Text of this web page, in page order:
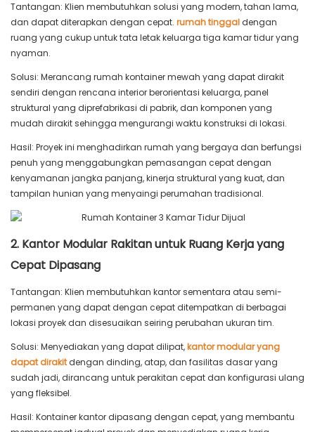
Tantangan: Klien membutuhkan solusi yang modern, tahan lama,
dan dapat diterapkan dengan cepat. rumah tinggaldengan
ruang yang cukup untuk tata letak keluarga tiga kamar tidur yang
nyaman.
Solusi: Merancang rumah kontainer mewah yang dapat dirakit
sendiri dengan rencana interior berorientasi keluarga, panel
struktural yang diprefabrikasi di pabrik, dan komponen yang
mudah dirakit sehingga mengurangi waktu konstruksi di lokasi.
Hasil: Proyek ini menghadirkan rumah yang bergaya dan berfungsi
penuh yang menggabungkan pemasangan cepat dengan
kenyamanan jangka panjang, kinerja struktural yang kuat, dan
tampilan hunian yang menyaingi perumahan tradisional.
2. Kantor Modular Rakitan untuk Ruang Kerja yang
Cepat Dipasang
Tantangan: Klien membutuhkan kantor sementara atau semi-
permanen yang dapat dengan cepat ditempatkan di berbagai
lokasi proyek dan disesuaikan seiring perubahan ukuran tim.
Solusi: Menyediakan yang dapat dilipat,kantor modular yang
dapat dirakitdengan dinding, atap, dan fasilitas dasar yang
sudah jadi, dirancang untuk perakitan cepat dan konfigurasi ulang
yang fleksibel.
Hasil: Kontainer kantor dipasang dengan cepat, yang membantu